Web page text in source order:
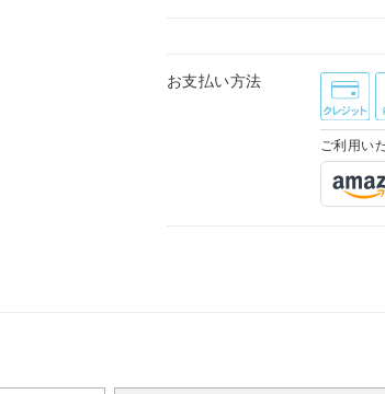
お支払い方法
ご利用い